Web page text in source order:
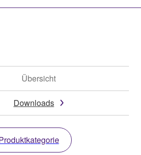
Übersicht
Downloads